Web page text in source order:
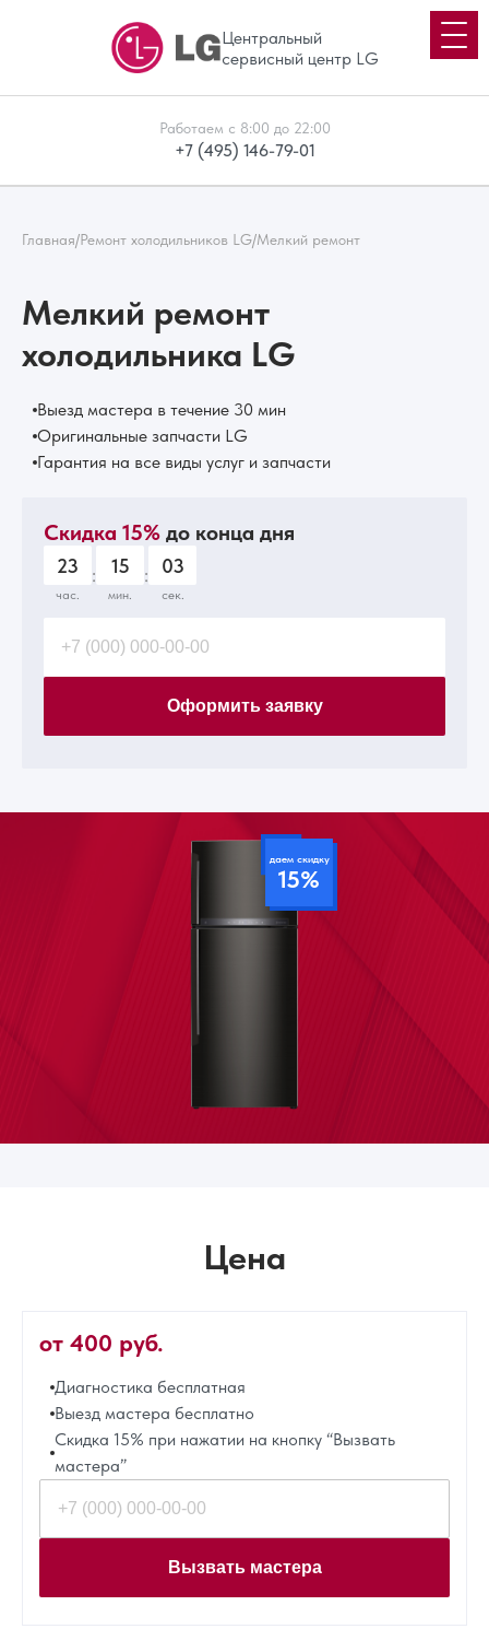
Центральный
сервисный центр LG
Работаем с 8:00 до 22:00
+7 (495) 146-79-01
Главная/Ремонт холодильников LG/Мелкий ремонт
Мелкий ремонт
холодильника LG
Выезд мастера в течение 30 мин
Оригинальные запчасти LG
Гарантия на все виды услуг и запчасти
Скидка 15% до конца дня
23
час.
: 15
мин.
: 02
сек.
Оформить заявку
даем скидку
15%
Цена
от 400 руб.
Диагностика бесплатная
Выезд мастера бесплатно
Скидка 15% при нажатии на кнопку “Вызвать
мастера”
Вызвать мастера